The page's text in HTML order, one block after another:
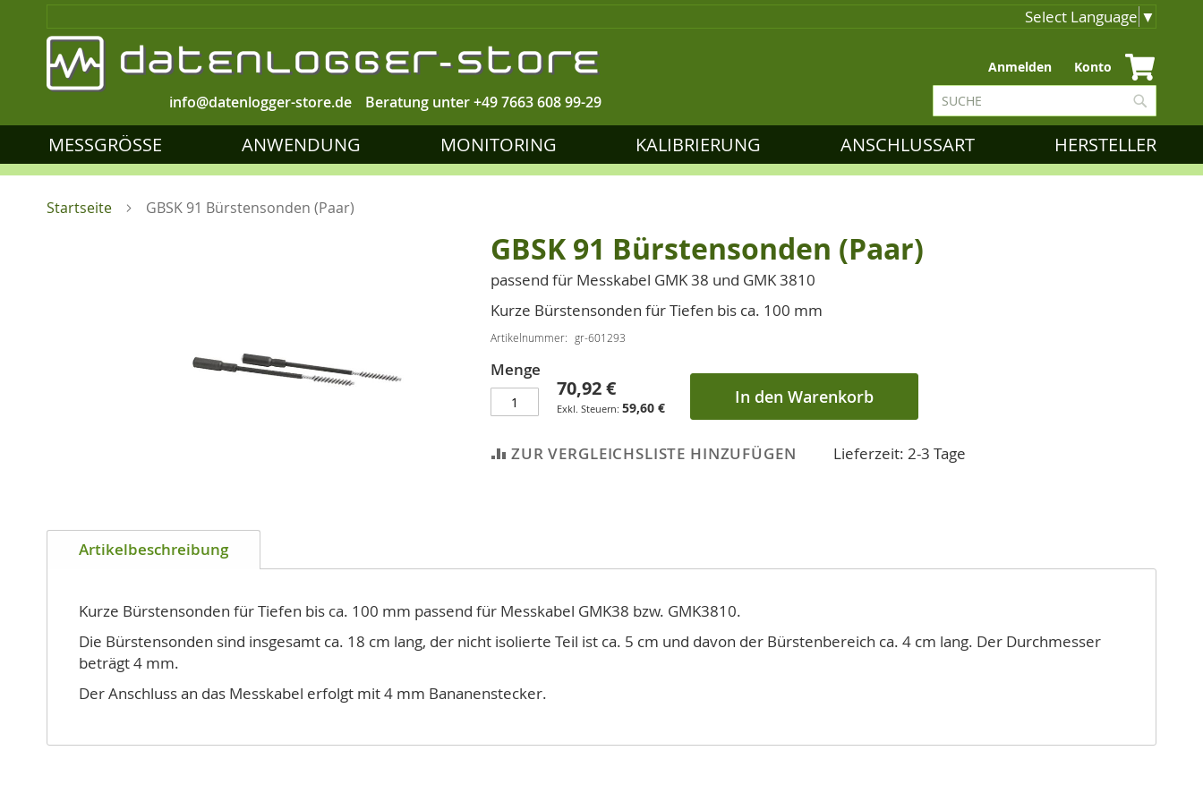
Select Language ▼
Beratung unter+49 7663 608 99-29
info@datenlogger-store.de
Zum
Inhalt
springen
Anmelden Konto
Suche
MESSGRÖSSE ANWENDUNG MONITORING KALIBRIERUNG ANSCHLUSSART HERSTELLER
Startseite GBSK 91 Bürstensonden (Paar)
Anfang
springen
GBSK 91 Bürstensonden (Paar)
passend für Messkabel GMK 38 und GMK 3810
Kurze Bürstensonden für Tiefen bis ca. 100 mm
Artikelnummer gr-601293
Menge
70,92 €
59,60 € In den Warenkorb
ZUR VERGLEICHSLISTE HINZUFÜGEN Lieferzeit: 2-3 Tage
Artikelbeschreibung
Kurze Bürstensonden für Tiefen bis ca. 100 mm passend für Messkabel GMK38 bzw. GMK3810.
Die Bürstensonden sind insgesamt ca. 18 cm lang, der nicht isolierte Teil ist ca. 5 cm und davon der Bürstenbereich ca. 4 cm lang. Der Durchmesser
beträgt 4 mm.
Der Anschluss an das Messkabel erfolgt mit 4 mm Bananenstecker.